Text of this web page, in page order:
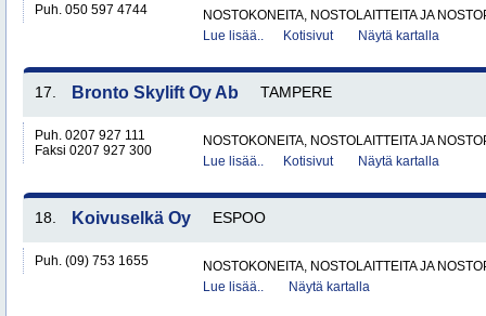
Puh. 050 597 4744
NOSTOKONEITA, NOSTOLAITTEITA JA
Lue lisää..
Kotisivut Näytä kartalla
17. Bronto Skylift Oy Ab TAMPERE
Puh. 0207 927 111
Faksi 0207 927 300
NOSTOKONEITA, NOSTOLAITTEITA JA
Lue lisää..
Kotisivut Näytä kartalla
18. Koivuselkä Oy ESPOO
Puh. (09) 753 1655
NOSTOKONEITA, NOSTOLAITTEITA JA
Lue lisää..
Näytä kartalla